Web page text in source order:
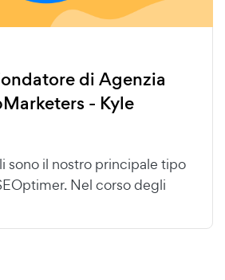
di Agenzia
- Kyle
sono il nostro principale tipo
Nel corso degli